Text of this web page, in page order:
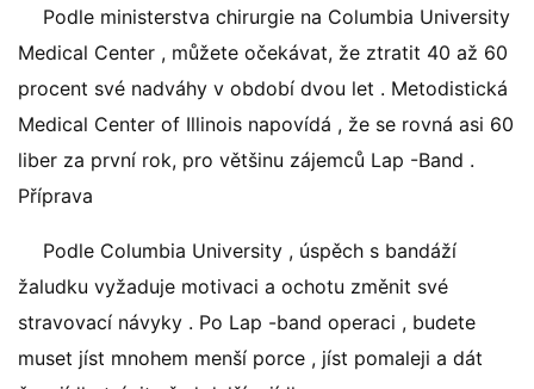
Podle ministerstva chirurgie na Columbia University
Medical Center , můžete očekávat, že ztratit 40 až 60
procent své nadváhy v období dvou let . Metodistická
Medical Center of Illinois napovídá , že se rovná asi 60
liber za první rok, pro většinu zájemců Lap -Band .
Příprava
Podle Columbia University , úspěch s bandáží
žaludku vyžaduje motivaci a ochotu změnit své
stravovací návyky . Po Lap -band operaci , budete
muset jíst mnohem menší porce , jíst pomaleji a dát